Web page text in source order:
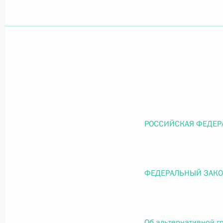
Федеральный закон от
РОССИЙСКАЯ
ФЕДЕРАЛЬНЫЙ